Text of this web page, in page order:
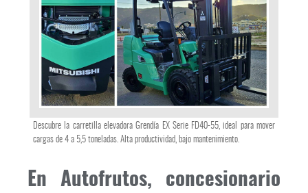
Descubre la carretilla elevadora Grendía EX Serie FD40-55, ideal para mover
cargas de 4 a 5,5 toneladas. Alta productividad, bajo mantenimiento.
En Autofrutos, concesionario